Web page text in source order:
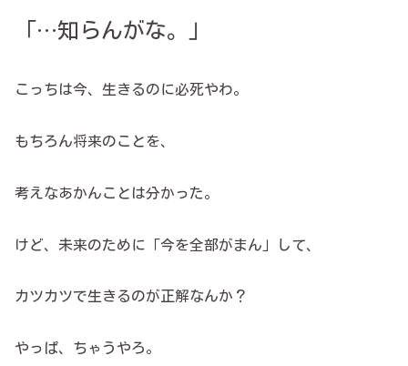
「…知らんがな。」
こっちは今、生きるのに必死やわ。
もちろん将来のことを、
考えなあかんことは分かった。
けど、未来のために「今を全部がまん」して、
カツカツで生きるのが正解なんか？
やっぱ、ちゃうやろ。